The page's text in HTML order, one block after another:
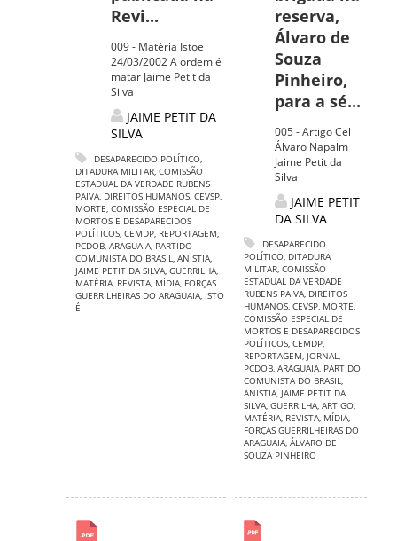
Revi...
009 - Matéria Istoe
24/03/2002 A ordem é
matar Jaime Petit da
Silva
JAIME PETIT DA
SILVA
DESAPARECIDO POLÍTICO,
DITADURA MILITAR, COMISSÃO
ESTADUAL DA VERDADE RUBENS
PAIVA, DIREITOS HUMANOS, CEVSP,
MORTE, COMISSÃO ESPECIAL DE
MORTOS E DESAPARECIDOS
POLÍTICOS, CEMDP, REPORTAGEM,
PCDOB, ARAGUAIA, PARTIDO
COMUNISTA DO BRASIL, ANISTIA,
JAIME PETIT DA SILVA, GUERRILHA,
MATÉRIA, REVISTA, MÍDIA, FORÇAS
GUERRILHEIRAS DO ARAGUAIA, ISTO
É
reserva,
Álvaro de
Souza
Pinheiro,
para a sé...
005 - Artigo Cel
Álvaro Napalm
Jaime Petit da
Silva
JAIME PETIT
DA SILVA
DESAPARECIDO
POLÍTICO, DITADURA
MILITAR, COMISSÃO
ESTADUAL DA VERDADE
RUBENS PAIVA, DIREITOS
HUMANOS, CEVSP, MORTE,
COMISSÃO ESPECIAL DE
MORTOS E DESAPARECIDOS
POLÍTICOS, CEMDP,
REPORTAGEM, JORNAL,
PCDOB, ARAGUAIA, PARTIDO
COMUNISTA DO BRASIL,
ANISTIA, JAIME PETIT DA
SILVA, GUERRILHA, ARTIGO,
MATÉRIA, REVISTA, MÍDIA,
FORÇAS GUERRILHEIRAS DO
ARAGUAIA, ÁLVARO DE
SOUZA PINHEIRO